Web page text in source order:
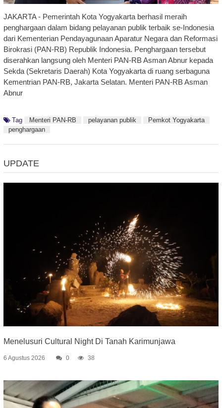
JAKARTA - Pemerintah Kota Yogyakarta berhasil meraih
penghargaan dalam bidang pelayanan publik terbaik se-Indonesia
dari Kementerian Pendayagunaan Aparatur Negara dan Reformasi
Birokrasi (PAN-RB) Republik Indonesia. Penghargaan tersebut
diserahkan langsung oleh Menteri PAN-RB Asman Abnur kepada
Sekda (Sekretaris Daerah) Kota Yogyakarta di ruang serbaguna
Kementrian PAN-RB, Jakarta Selatan. Menteri PAN-RB Asman
Abnur
Tag Menteri PAN-RB pelayanan publik
Pemkot Yogyakarta
penghargaan
UPDATE
Menelusuri Cultural Night Di Tanah Karimunjawa
6 Agustus 2026 0 38